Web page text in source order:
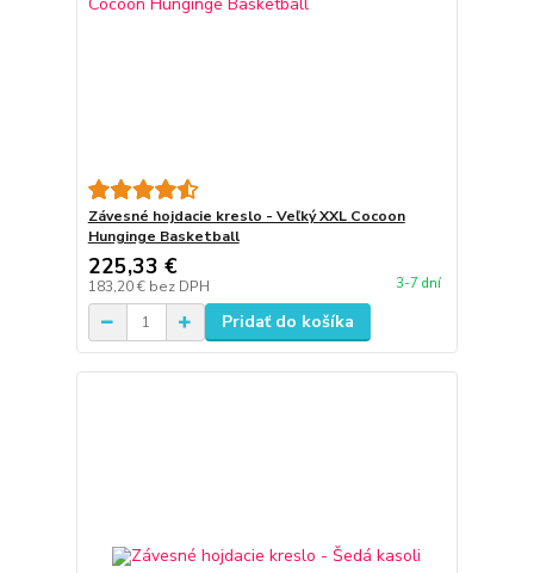
Závesné hojdacie kreslo - Veľký XXL Cocoon
Hunginge Basketball
225,33 €
183,20 € bez DPH 3-7 dní
Pridať do košíka